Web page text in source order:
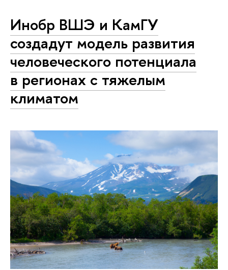
Инобр ВШЭ и КамГУ
создадут модель развития
человеческого потенциала
в регионах с тяжелым
климатом